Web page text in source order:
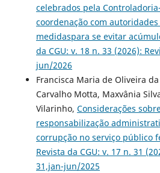
celebrados pela
coordenação com
medidaspara se evitar
da CGU: v. 18 n. 33 (2026):
jun/2026
Francisca Maria de Oliveira
Carvalho Motta, Maxvânia
Vilarinho, Considerações
responsabilização
corrupção no serviço público
Revista da CGU: v. 17 n. 31
31,jan-jun/2025